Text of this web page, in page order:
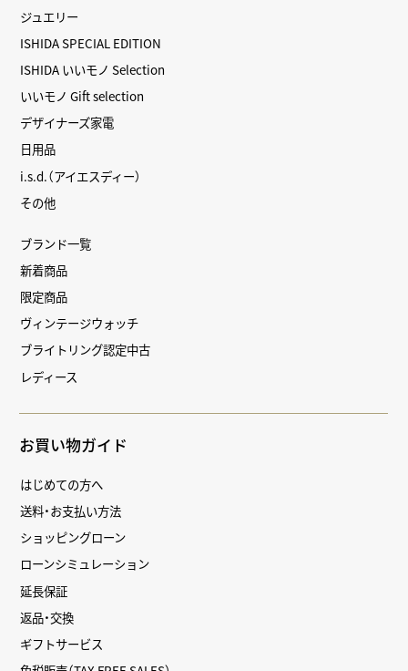
ジュエリー
ISHIDA SPECIAL EDITION
ISHIDA いいモノ Selection
いいモノ Gift selection
デザイナーズ家電
日用品
i.s.d.（アイエスディー）
その他
ブランド一覧
新着商品
限定商品
ヴィンテージウォッチ
ブライトリング認定中古
レディース
お買い物ガイド
はじめての方へ
送料・お支払い方法
ショッピングローン
ローンシミュレーション
延長保証
返品・交換
ギフトサービス